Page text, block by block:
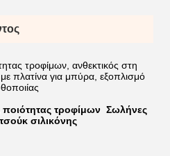
τροφίμων, ανθεκτικός στη
πλατίνα για μπύρα, εξοπλισμό
τροφίμων Σωλήνες
σιλικόνης